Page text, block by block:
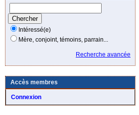
Intéressé(e)
Mère, conjoint, témoins, parrain...
Recherche avancée
Accès membres
Connexion